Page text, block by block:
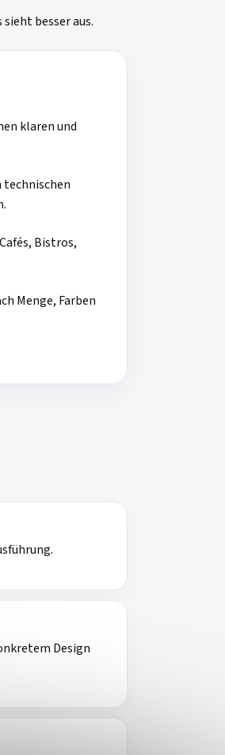
besser aus.
klaren und
technischen
Bistros,
Menge, Farben
Design